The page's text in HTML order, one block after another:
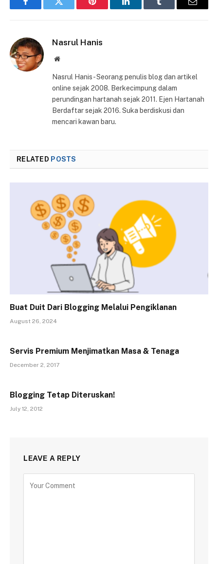
FacebookTwitter Pinterest LinkedInTumblr Email
Nasrul Hanis
Website
Nasrul Hanis - Seorang penulis blog dan artikel
online sejak 2008. Berkecimpung dalam
perundingan hartanah sejak 2011. Ejen Hartanah
Berdaftar sejak 2016. Suka berdiskusi dan
mencari kawan baru.
RELATED POSTS
Buat Duit Dari Blogging Melalui Pengiklanan
August 26, 2024
Servis Premium Menjimatkan Masa & Tenaga
December 2, 2017
Blogging Tetap Diteruskan!
July 12, 2012
LEAVE A REPLY